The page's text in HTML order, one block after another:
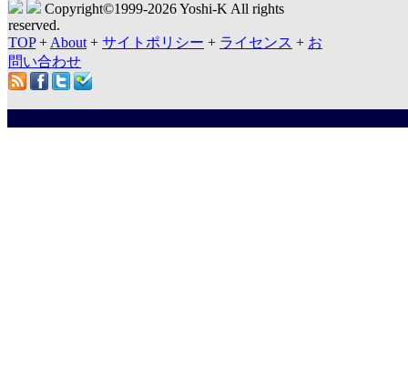
Copyright©1999-2026 Yoshi-K All rights
reserved.
TOP+ About + サイトポリシー + ライセンス + お
問い合わせ